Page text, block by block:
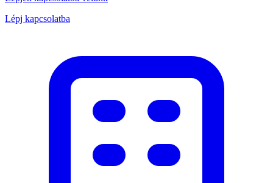
Lépj kapcsolatba